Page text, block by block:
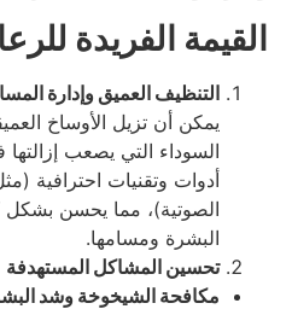
القيمة الفريدة
التنظيف العميق وإدارة
يمكن أن تزيل الأوساخ
السوداء التي يصعب إزالتها
أدوات وتقنيات احترافية
الصوتية)، مما يحسن
البشرة ومسامها.
تحسين المشاكل المستهدفة
مكافحة الشيخوخة وشد